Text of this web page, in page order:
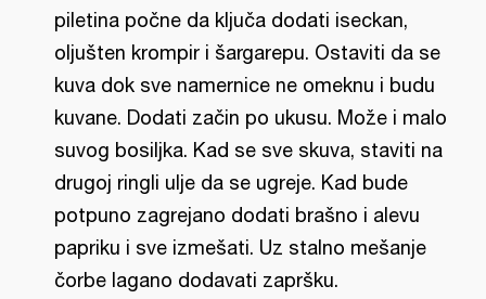
piletina počne da ključa dodati iseckan,
oljušten krompir i šargarepu. Ostaviti da se
kuva dok sve namernice ne omeknu i budu
kuvane. Dodati začin po ukusu. Može i malo
suvog bosiljka. Kad se sve skuva, staviti na
drugoj ringli ulje da se ugreje. Kad bude
potpuno zagrejano dodati brašno i alevu
papriku i sve izmešati. Uz stalno mešanje
čorbe lagano dodavati zapršku.